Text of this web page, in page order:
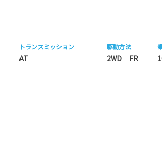
トランスミッション
AT
駆動方法
2WD FR